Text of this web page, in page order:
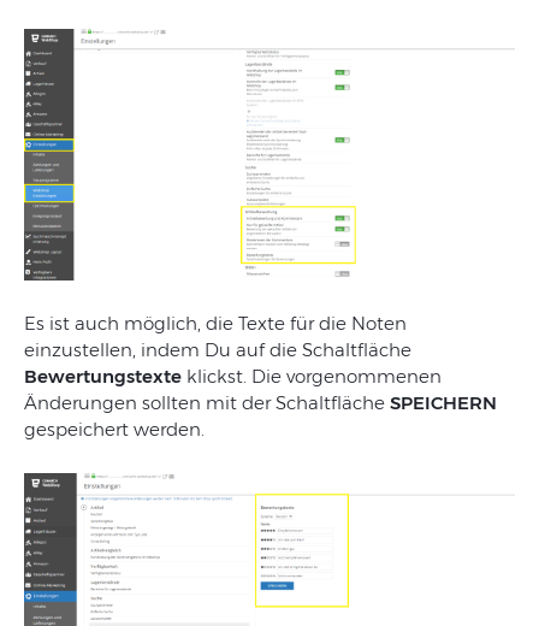
Es ist auch möglich, die Texte für die Noten
einzustellen, indem Du auf die Schaltfläche
Bewertungstexte klickst. Die vorgenommenen
Änderungen sollten mit der Schaltfläche SPEICHERN
gespeichert werden.